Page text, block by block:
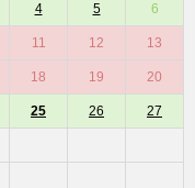
4 5 6
11 12 13
18 19 20
25 26 27